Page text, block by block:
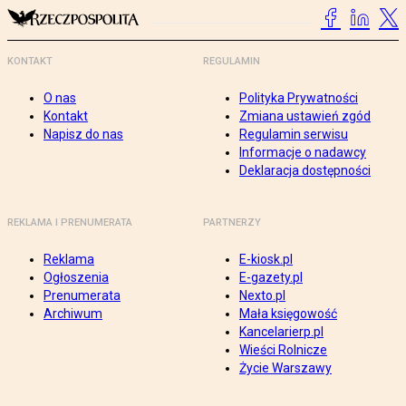
KONTAKT
O nas
Kontakt
Napisz do nas
REGULAMIN
Polityka Prywatności
Zmiana ustawień zgód
Regulamin serwisu
Informacje o nadawcy
Deklaracja dostępności
REKLAMA I PRENUMERATA
Reklama
Ogłoszenia
Prenumerata
Archiwum
PARTNERZY
E-kiosk.pl
E-gazety.pl
Nexto.pl
Mała księgowość
Kancelarierp.pl
Wieści Rolnicze
Życie Warszawy